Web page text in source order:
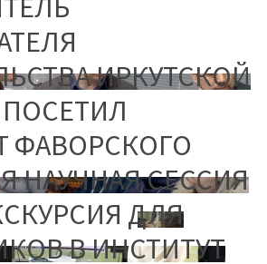
ИРКУТСКОЙ
ФАВОРСКОГО
НАУЧНАЯ СЕССИЯ
ДЛЯ
В ИНСТИТУТ